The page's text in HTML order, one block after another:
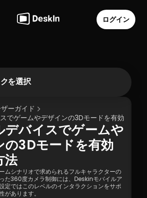
について
ログイン
を選択
クライアントの実行
クライアントへの登録とログイン
設定
ーガイド
でゲームやデザインの3Dモードを有効にする
デバイスでゲームや
の3Dモードを有効
法
ムシナリオで求められるフルキャラクターの
た360度カメラ制御には、Deskinモバイルア
定ではこのレベルのインタラクションをサポ
があります。